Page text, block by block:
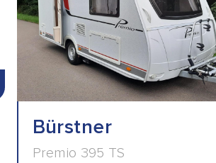
Bürstner
Premio 395 TS